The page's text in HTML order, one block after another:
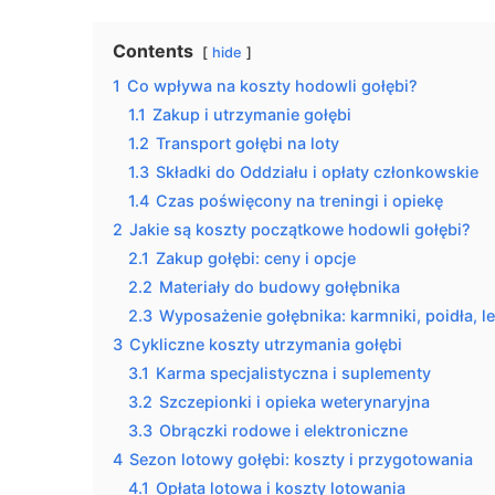
Contents hide
1 Co wpływa na koszty hodowli gołębi?
1.1 Zakup i utrzymanie gołębi
1.2 Transport gołębi na loty
1.3 Składki do Oddziału i opłaty członkowskie
1.4 Czas poświęcony na treningi i opiekę
2 Jakie są koszty początkowe hodowli gołębi?
2.1 Zakup gołębi: ceny i opcje
2.2 Materiały do budowy gołębnika
2.3 Wyposażenie gołębnika: karmniki, poidła,
3 Cykliczne koszty utrzymania gołębi
3.1 Karma specjalistyczna i suplementy
3.2 Szczepionki i opieka weterynaryjna
3.3 Obrączki rodowe i elektroniczne
4 Sezon lotowy gołębi: koszty i przygotowania
4.1 Opłata lotowa i koszty lotowania